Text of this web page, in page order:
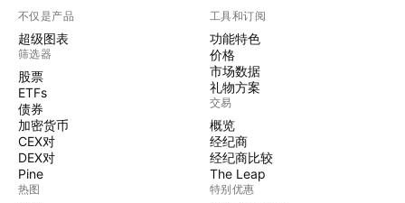
不仅是产品
超级图表
筛选器
股票
ETFs
债券
加密货币
CEX对
DEX对
Pine
热图
工具和订阅
功能特色
价格
市场数据
礼物方案
交易
概览
经纪商
经纪商比较
The Leap
特别优惠